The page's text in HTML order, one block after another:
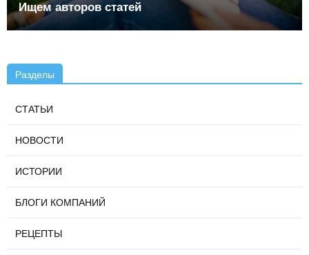
Ищем авторов статей
Разделы
СТАТЬИ
НОВОСТИ
ИСТОРИИ
БЛОГИ КОМПАНИЙ
РЕЦЕПТЫ